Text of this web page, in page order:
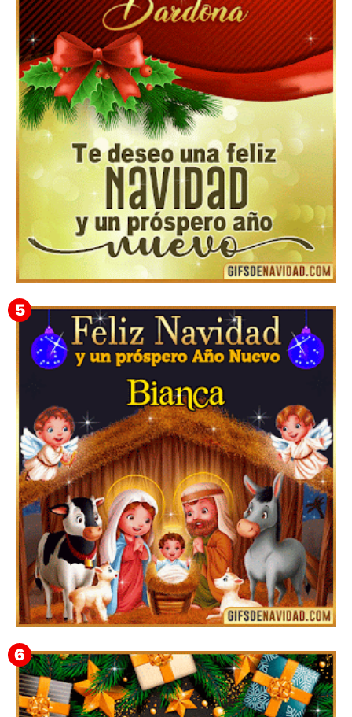
Feliz Navidad y próspero Año Nuevo Gladis
Te deseo una Feliz Navidad Bardona